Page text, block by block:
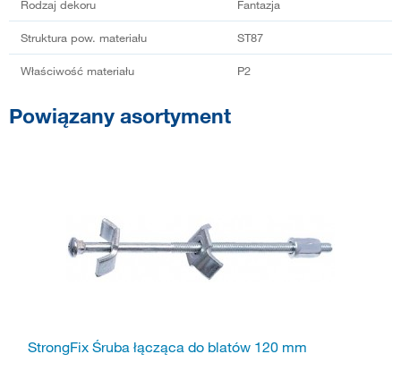
Rodzaj dekoru Fantazja
Struktura pow. materiału ST87
Właściwość materiału P2
Powiązany asortyment
StrongFix Śruba łącząca do blatów 120 mm